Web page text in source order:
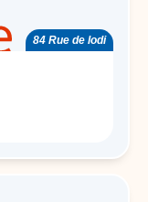
84 Rue de lodi